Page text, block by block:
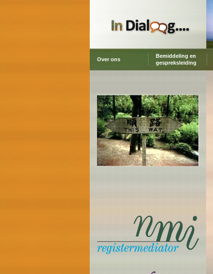
Over ons
Bemiddeling en
gespreksleiding